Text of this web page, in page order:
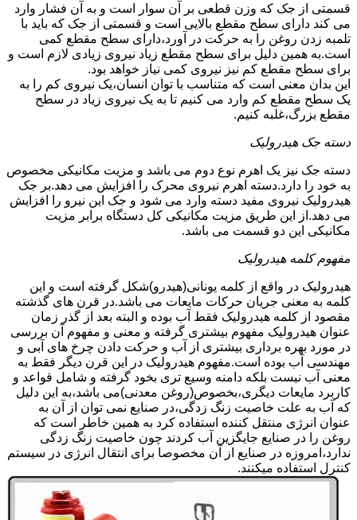
قسمتی از جک که وزن قطعی بر آن سوار است و به آن فشار وارد
می کند دارای سطح مقطع بالایی است و قسمتی از جک که باید با
تلمبه زدن روغن را به حرکت در آورد،دارای سطح مقطع کمی
است.به همین دلیل برای سطح مقطع زیاد نیروی زیادی لازم است و
برای سطح مقطع کم نیز نیروی کمی نیاز خواهد بود.
این بدان معنی است که متناسب با توان انسان،یک نیروی کم را به
یک سطح مقطع کم وارد می کنیم تا به یک نیروی زیاد در سطح
مقطع بزرگ،غلبه کنیم.
دسته جک هیدرولیک
دسته جک نیز یک اهرم نوع دوم می باشد و مزیت مکانیکی مخصوص
به خود را دارد.دسته اهرم نیروی محرک را افزایش می دهد.بر جک
هیدرولیک نیروی مفید دسته وارد می شود و جک این نیرو را افزایش
می دهد.از این طریق مزیت مکانیکی کل دستگاه برابر مزیت
مکانیکی این دو قسمت می باشد.
مفهوم کلمه هیدرولیک
هیدرولیک در واقع از کلمه یونانی(هیدرو)شکل گرفته است و این
کلمه به معنی جریان حرکات مایعات می باشد.در قرن های گذشته
مقصود از کلمه هیدرولیک فقط آب بوده و البته بعد از گذر زمان
عنوان هیدرولیک مفهوم بیشتری گرفته و معنی و مفهوم آن بررسی
در مورد بهره برداری بیشتری از آب و حرکت دادن چرخ های آبی و
مهندسی آب بوده است.مفهوم هیدرولیک در این قرن دیگر فقط به
معنی آب نیست بلکه دامنه وسیع تری بخود گرفته و شامل قواعد و
کاربرد مایعات دیگری،بخصوص(روغن معدنی)می باشد،به این دلیل
که آب به علت خاصیت زنگ زدگی،در صنایع نمی توان از آن به
عنوان انرژی منتقل کننده استفاده کرد به همین خاطر است که
روغن را در صنایع جایگزین آب کردند چون خاصیت زنگ زدگی
ندارد،امروزه در صنایع از آن مخصوصا برای انتقال انرژی در سیستم
کنترل استفاده میکنند.